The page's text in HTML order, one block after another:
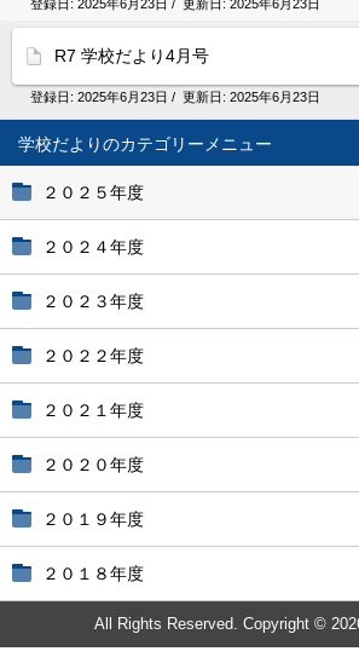
学校だより
２０２５年度
２０２４年度
２０２３年度
２０２２年度
２０２１年度
２０２０年度
２０１９年度
２０１８年度
登録日: 2025年6月23日 / 更新日: 2025年6月23日
R7 学校だより4月号
登録日: 2025年6月23日 / 更新日: 2025年6月23日
All Rights Reserved. Copyright ©